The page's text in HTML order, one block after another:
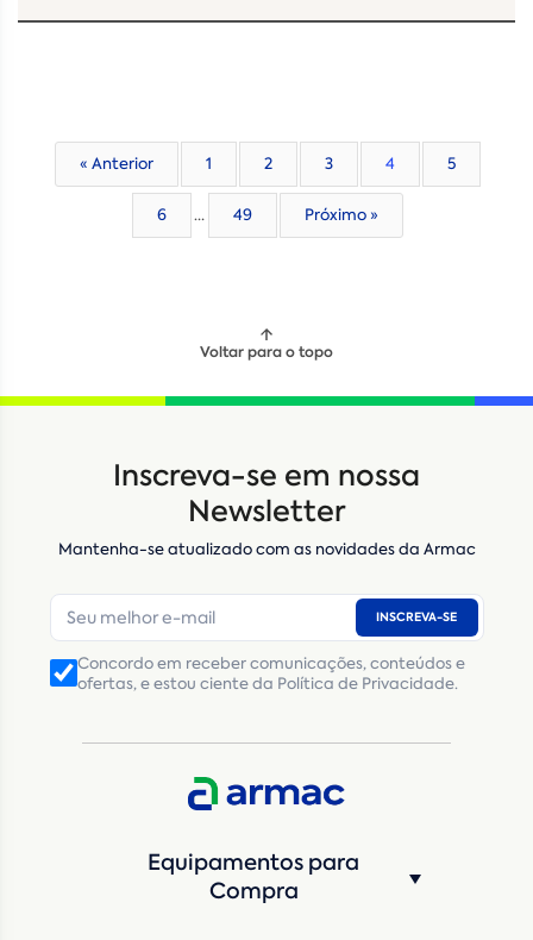
« Anterior 1 2 3 4 5
6 … 49 Próximo »
Voltar para o topo
Inscreva-se em nossa
Newsletter
Mantenha-se atualizado com as novidades da Armac
INSCREVA-SE
Concordo em receber comunicações, conteúdos e
ofertas, e estou ciente da Política de Privacidade.
Equipamentos para
Compra
Locação Compra de seminovos
E-mail*
Número de telefone*
CNPJ Inscrição Estadual(Produtor Rural)